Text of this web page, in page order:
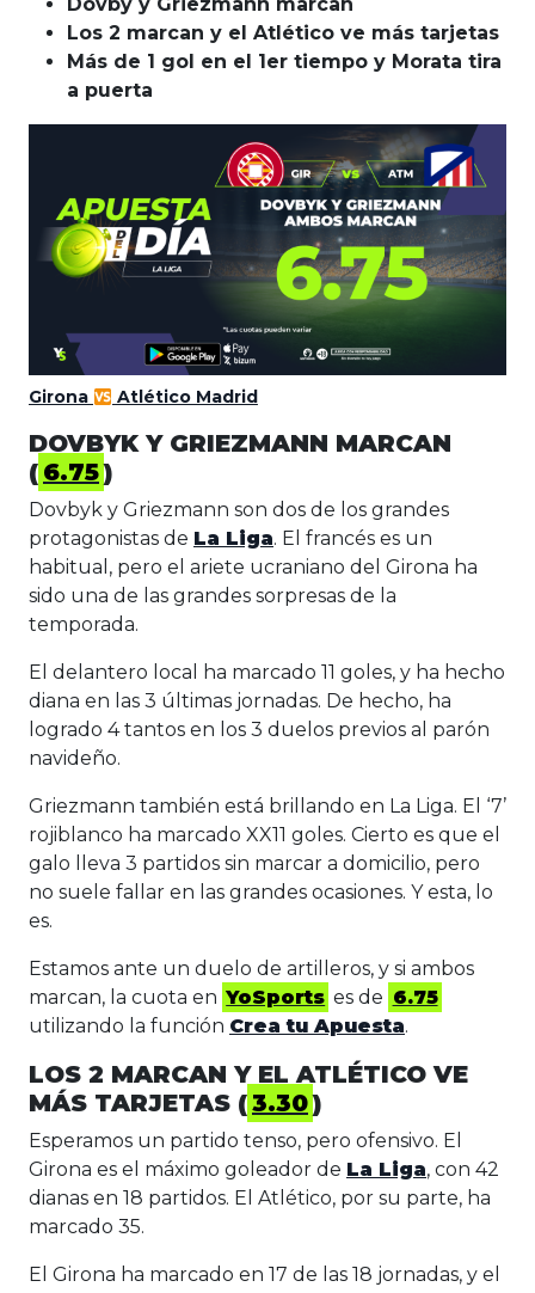
Los 2 marcan y el Atlético ve más tarjetas
Más de 1 gol en el 1er tiempo y Morata tira
a puerta
Girona Atlético Madrid
DOVBYK Y GRIEZMANN MARCAN
( 6.75)
Dovbyk y Griezmann son dos de los grandes
protagonistas de La Liga. El francés es un
habitual, pero el ariete ucraniano del Girona ha
sido una de las grandes sorpresas de la
temporada.
El delantero local ha marcado 11 goles, y ha hecho
diana en las 3 últimas jornadas. De hecho, ha
logrado 4 tantos en los 3 duelos previos al parón
navideño.
Griezmann también está brillando en La Liga. El ‘7’
rojiblanco ha marcado XX11 goles. Cierto es que el
galo lleva 3 partidos sin marcar a domicilio, pero
no suele fallar en las grandes ocasiones. Y esta, lo
es.
Estamos ante un duelo de artilleros, y si ambos
marcan, la cuota en YoSports es de 6.75
utilizando la función Crea tu Apuesta.
LOS 2 MARCAN Y EL ATLÉTICO VE
MÁS TARJETAS (3.30)
Esperamos un partido tenso, pero ofensivo. El
Girona es el máximo goleador de La Liga, con 42
dianas en 18 partidos. El Atlético, por su parte, ha
marcado 35.
El Girona ha marcado en 17 de las 18 jornadas, y el